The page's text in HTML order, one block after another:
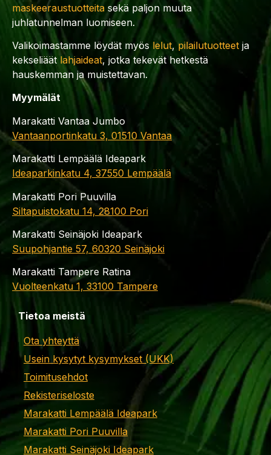
maskeeraustuotteita sekä paljon muuta
juhlatunnelman luomiseen.
Valikoimastamme löydät myös lelut,pilailutuotteet ja
kekseliäät lahjaideat, jotka tekevät hetkestä
hauskemman ja muistettavan.
Myymälät
Marakatti Vantaa Jumbo
Vantaanportinkatu 3, 01510 Vantaa
Marakatti Lempäälä Ideapark
Ideaparkinkatu 4, 37550 Lempäälä
Marakatti Pori Puuvilla
Siltapuistokatu 14, 28100 Pori
Marakatti Seinäjoki Ideapark
Suupohjantie 57, 60320 Seinäjoki
Marakatti Tampere Ratina
Vuolteenkatu 1, 33100 Tampere
Tietoa meistä
Ota yhteyttä
Usein kysytyt kysymykset (UKK)
Toimitusehdot
Rekisteriseloste
Marakatti Lempäälä Ideapark
Marakatti Pori Puuvilla
Marakatti Seinäjoki Ideapark